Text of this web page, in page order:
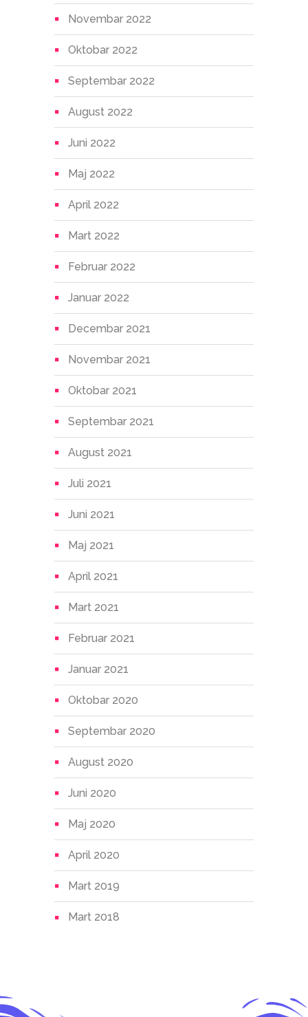
Novembar 2022
Oktobar 2022
Septembar 2022
August 2022
Juni 2022
Maj 2022
April 2022
Mart 2022
Februar 2022
Januar 2022
Decembar 2021
Novembar 2021
Oktobar 2021
Septembar 2021
August 2021
Juli 2021
Juni 2021
Maj 2021
April 2021
Mart 2021
Februar 2021
Januar 2021
Oktobar 2020
Septembar 2020
August 2020
Juni 2020
Maj 2020
April 2020
Mart 2019
Mart 2018